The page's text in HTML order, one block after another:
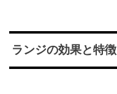
ランジの効果と特徴